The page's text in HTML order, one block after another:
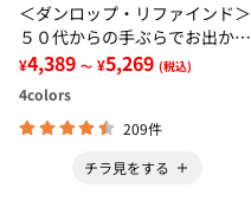
＜ダンロップ・リファインド＞
５０代からの手ぶらでお出かけ
ベスト
¥4,389 ～ ¥5,269 (税込)
4colors
209件
チラ見をする